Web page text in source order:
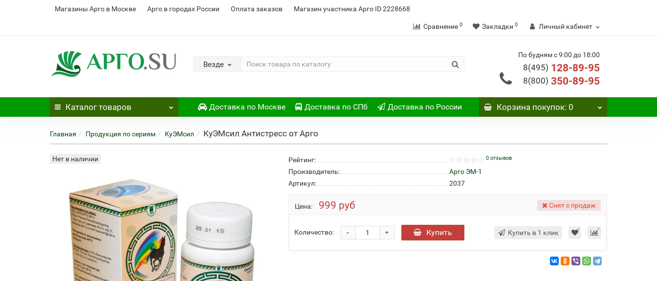
Магазины Арго в Москве Арго в городах России Оплата заказов Магазин участника Арго ID 2228668
Сравнение 0 Закладки 0 Личный кабинет
Везде
По будням с 9:00 до 18:00
8(495) 128-89-95
8(800) 350-89-95
Каталог товаров Доставка по Москве Доставка по СПб Доставка по России Корзинапокупок: 0
Главная Продукция по сериям КуЭМсил КуЭМсил Антистресс от Арго
Нет в наличии Рейтинг: 0 отзывов
Производитель:
Арго ЭМ-1
Артикул:
2037
Цена: 999 руб Снят с продаж
Количество: +
- Купить Купить в 1 клик